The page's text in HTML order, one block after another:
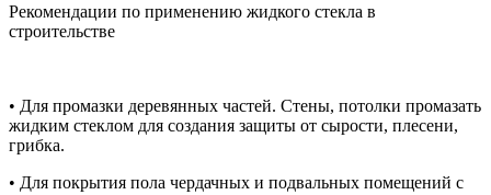
Рекомендации по применению жидкого стекла в
строительстве
• Для промазки деревянных частей. Стены, потолки промазать
жидким стеклом для создания защиты от сырости, плесени,
грибка.
• Для покрытия пола чердачных и подвальных помещений с